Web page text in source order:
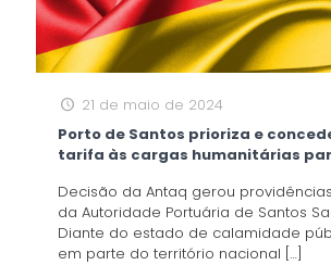
21 de maio de 2024
Porto de Santos prioriza e
tarifa às cargas humanitárias
Decisão da Antaq gerou
da Autoridade Portuária de Santos
Diante do estado de calamidade
em parte do território nacional […]